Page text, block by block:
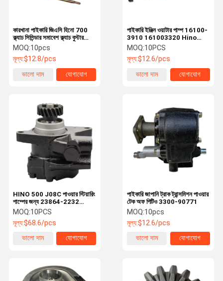
কারখানা পাইকারি জিএসি হিনো 700
ক্ল্যাচ সিলিন্ডার সমাবেশ ক্ল্যাচ বুস্টার
সিলিন্ডার DZ9112230178
499000-6160
MOQ:10pcs
মূল্য:$12.8/pcs
ভালো দাম
যোগাযোগ
পাইকারি ইঞ্জিন ওয়াটার পাম্প 16100-
3910 161003320 Hino
K13C K13D ইঞ্জিন, Hino
P11C এর জন্য
MOQ:10PCS
মূল্য:$12.6/pcs
ভালো দাম
যোগাযোগ
HINO 500 J08C পাওয়ার স্টিয়ারিং
পাম্পের জন্য 23864-2232
44310-2790 443102790
MOQ:10PCS
মূল্য:$68.6/pcs
ভালো দাম
যোগাযোগ
পাইকারি জাপানি ট্রাক ট্রান্সমিশন পাওয়ার
টেক অফ পিটিও 3300-90771
MOQ:10pcs
মূল্য:$12.6/pcs
ভালো দাম
যোগাযোগ